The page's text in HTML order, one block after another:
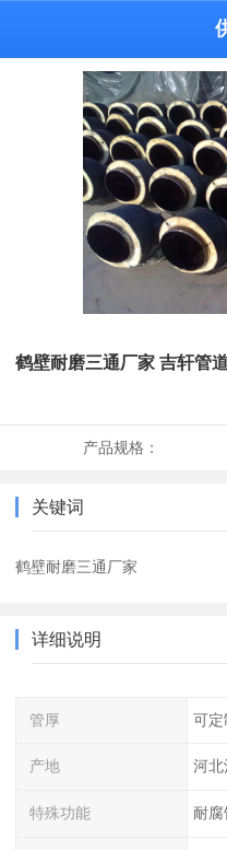
鹤壁耐磨三通厂家 吉轩管
产品规格：
关键词
鹤壁耐磨三通厂家
详细说明
管厚 可定
产地 河北
特殊功能 耐腐